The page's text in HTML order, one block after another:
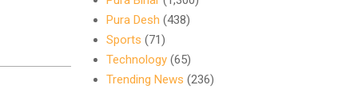
Pura Desh (438)
Sports (71)
Technology(65)
Trending News (236)